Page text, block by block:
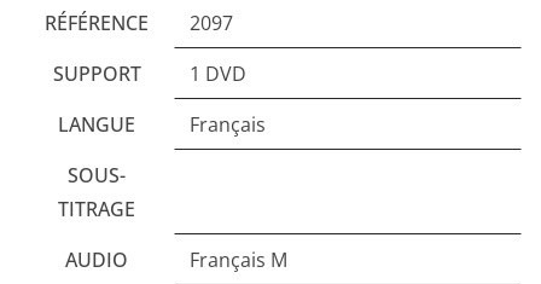
RÉFÉRENCE
2097
SUPPORT
1 DVD
LANGUE
Français
SOUS-
TITRAGE
AUDIO
Français M